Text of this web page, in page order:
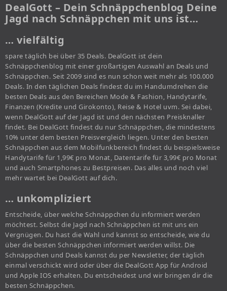
DealGott – Dein Schnäppchenblog Deine
Jagd nach Schnäppchen mit uns ist…
… vielfältig
spare täglich bei über 35 Deals. DealGott ist dein
Schnäppchenblog mit einer großartigen Auswahl an Deals und
Schnäppchen. Seit 2009 sind es nun schon weit mehr als 100.000
Deals. In den täglichen Deals findest du im Handumdrehen die
besten Deals aus den Bereichen Mode & Fashion, Handytarife,
Finanzen (Kredite und Girokonto), Reise & Hotel uvm. Sei dabei,
wenn DealGott auf der Jagd ist und den nächsten Preisknaller
findet. Bei DealGott findest du nur Schnäppchen, die mindestens
10% unter dem besten Preisvergleich liegen. Unter den besten
Schnäppchen aus dem Mobilfunkbereich findest du beispielsweise
Handytarife für 1,99€ pro Monat, Datentarife für 3,99€ pro Monat
und auch Smartphones zu Bestpreisen. Das alles und noch viel
mehr wartet bei DealGott auf dich.
… unkompliziert
Entscheide, über welche Schnäppchen du informiert werden
möchtest. Selbst die Jagd nach Schnäppchen ist mit uns ein
Vergnügen. Du hast die Wahl und kannst so entscheide, wie du
über die besten Schnäppchen informiert werden willst. Die
Schnäppchen und Deals kannst du per Newsletter, der täglich
einmal verschickt wird oder über die DealGott App für Android
und Apple IOS erhalten. Du entscheidest und wir bringen dir die
besten Schnäppchen.